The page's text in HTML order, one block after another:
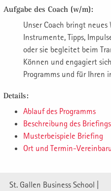
Aufgabe des Coach (w/m):
Unser Coach bringt neues
Instrumente, Tipps,
oder sie begleitet beim
Können und engagiert
Programms und für Ihren
Details:
Ablauf des Programms
Beschreibung des Briefings
Musterbeispiele Briefing
Ort und Termin-
St. Gallen Business School |